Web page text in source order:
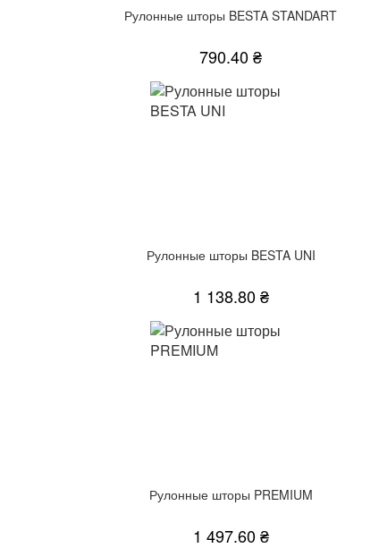
Рулонные шторы BESTA STANDART
790.40 ₴
Рулонные шторы BESTA UNI
1 138.80 ₴
Рулонные шторы PREMIUM
1 497.60 ₴